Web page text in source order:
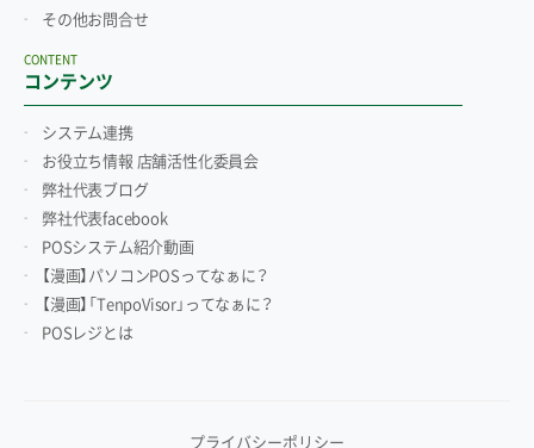
その他お問合せ
コンテンツ
CONTENT
システム連携
お役立ち情報 店舗活性化委員会
弊社代表ブログ
弊社代表facebook
POSシステム紹介動画
【漫画】パソコンPOSってなぁに？
【漫画】「TenpoVisor」ってなぁに？
POSレジとは
プライバシーポリシー